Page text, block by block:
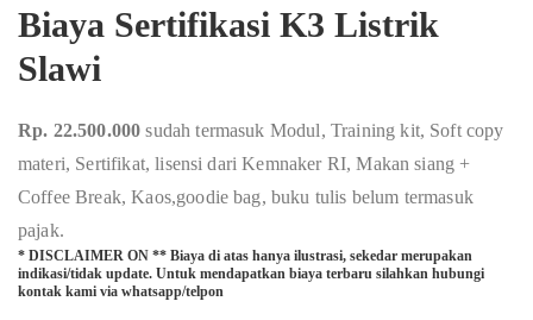
Biaya Sertifikasi K3 Listrik
Slawi
Rp. 22.500.000sudah termasuk Modul, Training kit, Soft copy
materi, Sertifikat, lisensi dari Kemnaker RI, Makan siang +
Coffee Break, Kaos,goodie bag, buku tulis belum termasuk
pajak.
* DISCLAIMER ON ** Biaya di atas hanya ilustrasi, sekedar merupakan
indikasi/tidak update. Untuk mendapatkan biaya terbaru silahkan hubungi
kontak kami via whatsapp/telpon